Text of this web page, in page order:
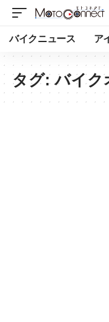
バイクニュース ア
タグ:バイク